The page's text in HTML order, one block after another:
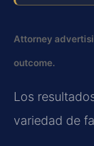
Attorney
outcome.
Los
variedad de